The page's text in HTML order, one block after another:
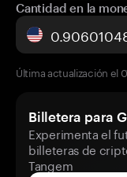
Cantidad en la
Última actualización el
Billetera para
Experimenta el
billeteras de
Tangem